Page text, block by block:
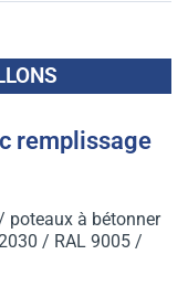
remplissage
poteaux à bétonner
/ RAL 9005 /